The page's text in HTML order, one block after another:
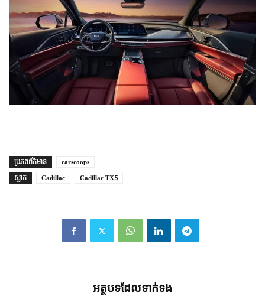
ប្រភព​ព័ត៌មាន
carscoops
ស្លាក
Cadillac Cadillac TX5
អត្ថបទ​ដែល​ទាក់ទង